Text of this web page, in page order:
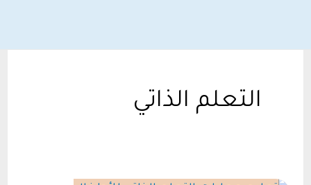
التعلم الذاتي